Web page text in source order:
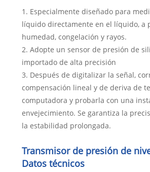
1. Especialmente diseñado para
líquido directamente en el líquido, a
humedad, congelación y rayos.
2. Adopte un sensor de presión de
importado de alta precisión
3. Después de digitalizar la señal,
compensación lineal y de deriva de
computadora y probarla con una
envejecimiento. Se garantiza la
la estabilidad prolongada.
Transmisor de presión de
Datos técnicos